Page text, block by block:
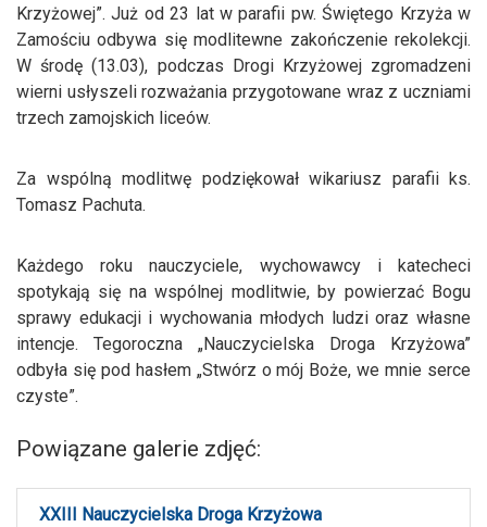
Krzyżowej”. Już od 23 lat w parafii pw. Świętego Krzyża w
Zamościu odbywa się modlitewne zakończenie rekolekcji.
W środę (13.03), podczas Drogi Krzyżowej zgromadzeni
wierni usłyszeli rozważania przygotowane wraz z uczniami
trzech zamojskich liceów.
Za wspólną modlitwę podziękował wikariusz parafii ks.
Tomasz Pachuta.
Każdego roku nauczyciele, wychowawcy i katecheci
spotykają się na wspólnej modlitwie, by powierzać Bogu
sprawy edukacji i wychowania młodych ludzi oraz własne
intencje. Tegoroczna „Nauczycielska Droga Krzyżowa”
odbyła się pod hasłem „Stwórz o mój Boże, we mnie serce
czyste”.
Powiązane galerie zdjęć:
XXIII Nauczycielska Droga Krzyżowa